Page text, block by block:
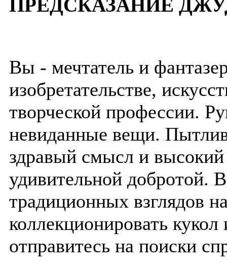
ПРЕДСКАЗАНИЕ
Вы - мечтатель и
изобретательстве,
творческой профессии.
невиданные вещи.
здравый смысл и высокий
удивительной добротой.
традиционных взглядов
коллекционировать
отправитесь на поиски